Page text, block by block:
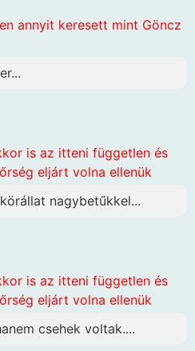
annyit keresett mint Göncz
is az itteni független és
eljárt volna ellenük
nagybetűkkel...
is az itteni független és
eljárt volna ellenük
csehek voltak....